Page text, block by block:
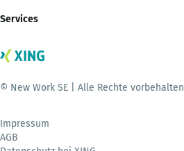
Services
© New Work SE | Alle Rechte vorbehalten
Impressum
AGB